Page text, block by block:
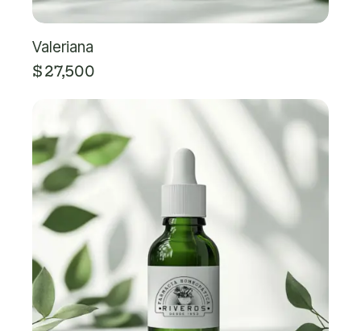
Valeriana
$27,500